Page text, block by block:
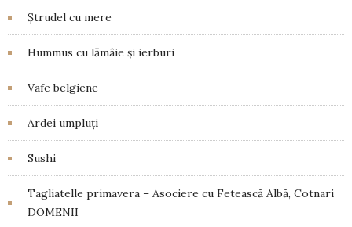
Ștrudel cu mere
Hummus cu lămâie și ierburi
Vafe belgiene
Ardei umpluți
Sushi
Tagliatelle primavera – Asociere cu Fetească Albă, Cotnari
DOMENII